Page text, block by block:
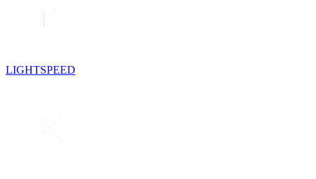
LIGHTSPEED